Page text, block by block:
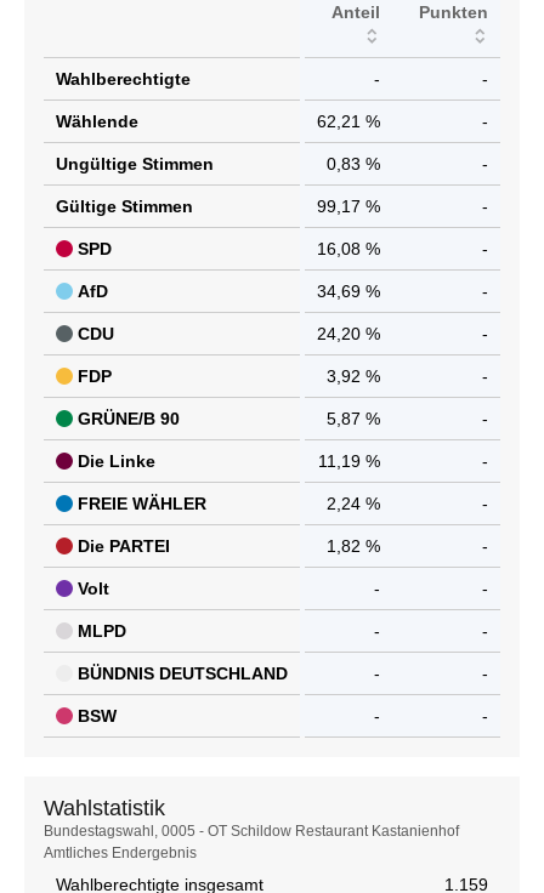
Anteil
Punkten
Wahlberechtigte - -
Wählende 62,21 % -
Ungültige Stimmen 0,83 % -
Gültige Stimmen 99,17 % -
SPD 16,08 % -
AfD 34,69 % -
CDU 24,20 % -
FDP 3,92 % -
GRÜNE/B 90 5,87 % -
Die Linke 11,19 % -
FREIE WÄHLER 2,24 % -
Die PARTEI 1,82 % -
Volt - -
MLPD - -
BÜNDNIS DEUTSCHLAND - -
BSW - -
Wahlstatistik
Wahlstatistik
Bundestagswahl, 0005 - OT Schildow Restaurant Kastanienhof
Amtliches Endergebnis
Wahlberechtigte insgesamt 1.159